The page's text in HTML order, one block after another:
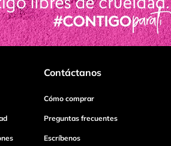
Contáctanos
Cómo comprar
Preguntas frecuentes
Escríbenos